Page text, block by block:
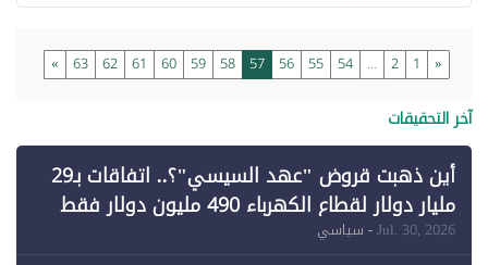
«
1
2
...
54
55
56
57
58
59
60
61
62
63
»
آخر التحقيقات
أين ذهبت قروض "عهد السيسي"؟.. اتفاقات بـ29
مليار دولار لقطاع الكهرباء 490 مليون دولار فقط
لـ"الطاقة المتجددة" (1)
Jul. 30, 2026- سياسي